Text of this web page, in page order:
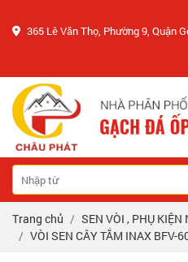
365 Lê Văn Thọ, Phường 9, Quận
Trang chủ SEN VÒI , PHỤ KIỆN
VÒI SEN CÂY TẮM INAX BFV-